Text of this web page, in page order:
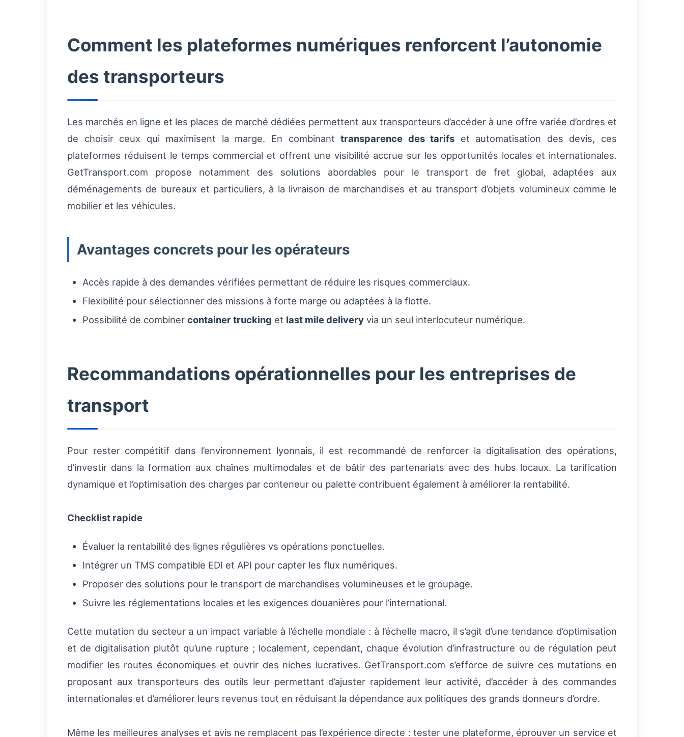
Comment les plateformes numériques renforcent l’autonomie
des transporteurs
Les marchés en ligne et les places de marché dédiées permettent aux transporteurs d’accéder à une offre variée d’ordres et
de choisir ceux qui maximisent la marge. En combinanttransparence des tarifs et automatisation des devis, ces
plateformes réduisent le temps commercial et offrent une visibilité accrue sur les opportunités locales et internationales.
GetTransport.com propose notamment des solutions abordables pour le transport de fret global, adaptées aux
déménagements de bureaux et particuliers, à la livraison de marchandises et au transport d’objets volumineux comme le
mobilier et les véhicules.
Avantages concrets pour les opérateurs
Accès rapide à des demandes vérifiées permettant de réduire les risques commerciaux.
Flexibilité pour sélectionner des missions à forte marge ou adaptées à la flotte.
Possibilité de combiner container trucking et last mile delivery via un seul interlocuteur numérique.
Recommandations opérationnelles pour les entreprises de
transport
Pour rester compétitif dans l’environnement lyonnais, il est recommandé de renforcer la digitalisation des opérations,
d’investir dans la formation aux chaînes multimodales et de bâtir des partenariats avec des hubs locaux. La tarification
dynamique et l’optimisation des charges par conteneur ou palette contribuent également à améliorer la rentabilité.
Checklist rapide
Évaluer la rentabilité des lignes régulières vs opérations ponctuelles.
Intégrer un TMS compatible EDI et API pour capter les flux numériques.
Proposer des solutions pour le transport de marchandises volumineuses et le groupage.
Suivre les réglementations locales et les exigences douanières pour l’international.
Cette mutation du secteur a un impact variable à l’échelle mondiale : à l’échelle macro, il s’agit d’une tendance d’optimisation
et de digitalisation plutôt qu’une rupture ; localement, cependant, chaque évolution d’infrastructure ou de régulation peut
modifier les routes économiques et ouvrir des niches lucratives. GetTransport.com s’efforce de suivre ces mutations en
proposant aux transporteurs des outils leur permettant d’ajuster rapidement leur activité, d’accéder à des commandes
internationales et d’améliorer leurs revenus tout en réduisant la dépendance aux politiques des grands donneurs d’ordre.
Même les meilleures analyses et avis ne remplacent pas l’expérience directe : tester une plateforme, éprouver un service et